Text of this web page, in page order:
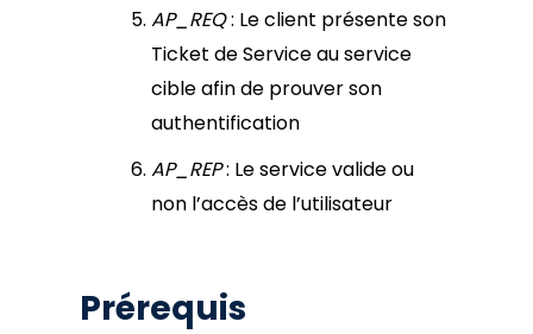
AP_REQ: Le client présente son
Ticket de Service au service
cible afin de prouver son
authentification
AP_REP: Le service valide ou
non l’accès de l’utilisateur
Prérequis